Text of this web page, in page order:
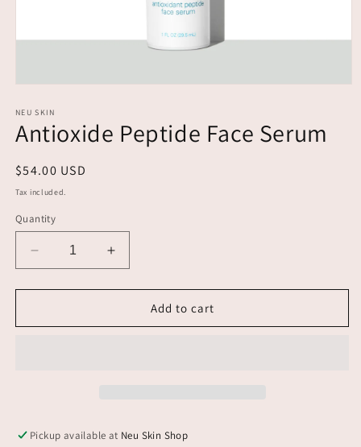
1
in
modal
NEU SKIN
Antioxide Peptide Face Serum
Regular
price
$54.00 USD
Tax included.
Quantity
Decrease
quantity
for
Peptide
Increase
quantity
for
Antioxide
Peptide
Add to cart
Pickup available at Neu Skin Shop